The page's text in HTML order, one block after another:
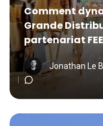
Comment
Grande
partenariat
Jonathan Le